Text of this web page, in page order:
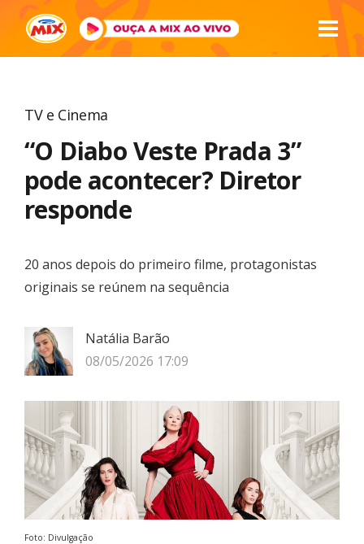
TV e Cinema
“O Diabo Veste Prada 3”
pode acontecer? Diretor
responde
20 anos depois do primeiro filme, protagonistas
originais se reúnem na sequência
Natália Barão
08/05/2026 17:09
Foto: Divulgação